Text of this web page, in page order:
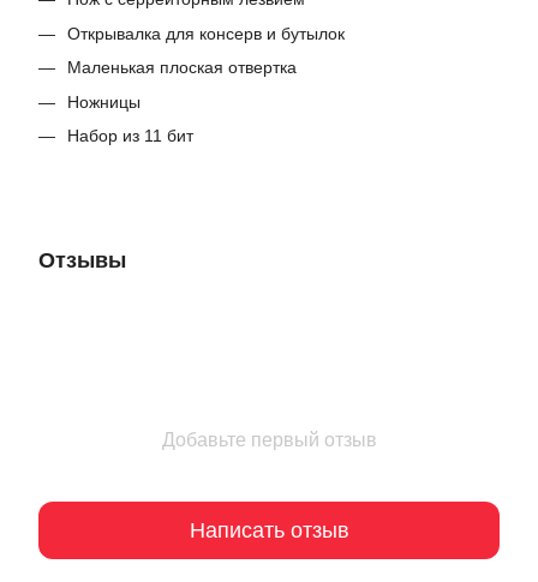
Открывалка для консерв и бутылок
Маленькая плоская отвертка
Ножницы
Набор из 11 бит
Отзывы
Добавьте первый отзыв
Написать отзыв